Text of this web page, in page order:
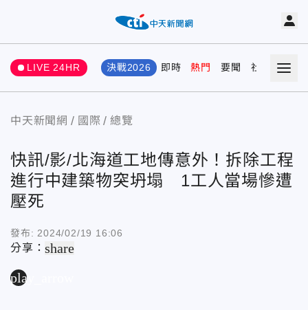
LIVE 24HR 決戰2026 即時 熱門 要聞 社會 娛樂
中天新聞網 國際 總覽
快訊/影/北海道工地傳意外！拆除工程
進行中建築物突坍塌 1工人當場慘遭
壓死
發布: 2024/02/19 16:06
分享：share
play_arrow